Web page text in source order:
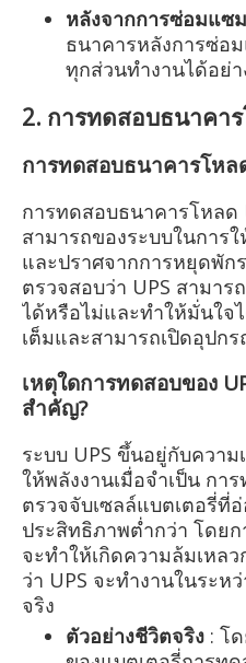
หลังจากการซ่อมแซม
ธนาคารหลังการซ่อ
ทุกส่วนทำงานได้อย่
2. การทดสอบธนาคา
การทดสอบธนาคารโหล
การทดสอบธนาคารโหลด
สามารถของระบบในการ
และปราศจากการหยุดพัก
ตรวจสอบว่า UPS สามา
ได้หรือไม่และทำให้มั่นใจ
เต็มและสามารถเปิดอุปก
เหตุใดการทดสอบของ
สำคัญ?
ระบบ UPS ขึ้นอยู่กับความ
ให้พลังงานเมื่อจำเป็น กา
ตรวจจับเซลล์แบตเตอรี่ที่
ประสิทธิภาพต่ำกว่า โดย
จะทำให้เกิดความล้มเหล
ว่า UPS จะทำงานในระห
จริง
ตัวอย่างชีวิตจริง : โ